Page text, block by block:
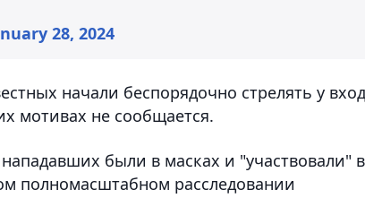
28, 2024
начали беспорядочно стрелять у
мотивах не сообщается.
были в масках и "участвовали" в
полномасштабном расследовании